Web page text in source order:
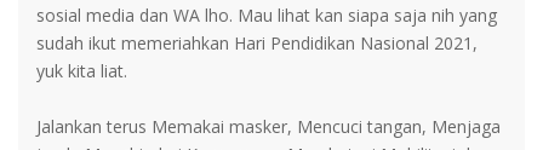
sosial media dan WA lho. Mau lihat kan siapa saja nih yang
sudah ikut memeriahkan Hari Pendidikan Nasional 2021,
yuk kita liat.
Jalankan terus Memakai masker, Mencuci tangan, Menjaga